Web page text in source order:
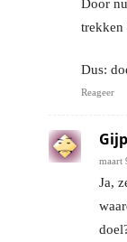
Door
trekken
Dus:
Reageer
Gijp
maart
Ja,